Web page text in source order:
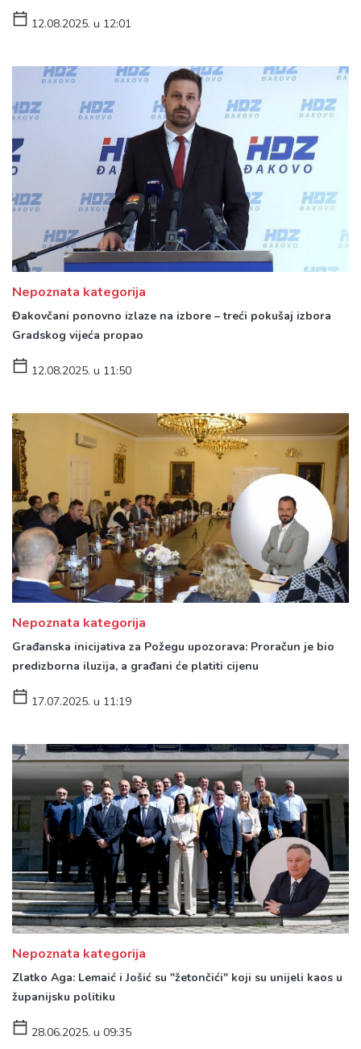
12.08.2025. u 12:01
Nepoznata kategorija
Đakovčani ponovno izlaze na izbore – treći pokušaj izbora
Gradskog vijeća propao
12.08.2025. u 11:50
Nepoznata kategorija
Građanska inicijativa za Požegu upozorava: Proračun je bio
predizborna iluzija, a građani će platiti cijenu
17.07.2025. u 11:19
Nepoznata kategorija
Zlatko Aga: Lemaić i Jošić su "žetončići" koji su unijeli kaos u
županijsku politiku
28.06.2025. u 09:35